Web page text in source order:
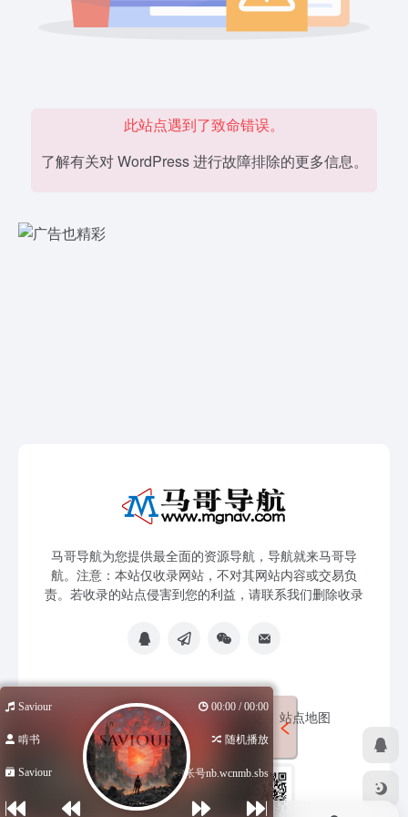
此站点遇到了致命错误。
了解有关对 WordPress 进行故障排除的更多信息。
马哥导航为您提供最全面的资源导航，导航就来马哥导
航。注意：本站仅收录网站，不对其网站内容或交易负
责。若收录的站点侵害到您的利益，请联系我们删除收录
免责声明 友链申请 站点地图
Saviour 00:00 / 00:00
啃书 随机播放
Saviour 低价海外帐号nb.wcnmb.sbs